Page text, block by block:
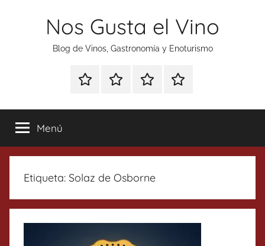
Nos Gusta el Vino
Blog de Vinos, Gastronomía y Enoturismo
Especial
Tonics
Enoturismo
Gastronomía
RankingContacto
Menú
Etiqueta: Solaz de Osborne